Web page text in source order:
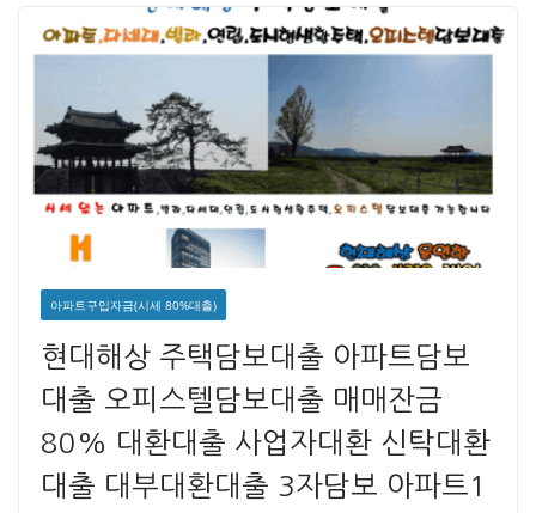
아파트구입자금(시세 80%대출)
현대해상 주택담보대출 아파트담보
대출 오피스텔담보대출 매매잔금
80% 대환대출 사업자대환 신탁대환
대출 대부대환대출 3자담보 아파트1